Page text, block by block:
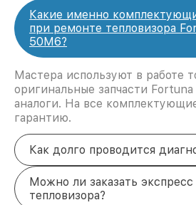
Какие именно
при ремонте тепловизора
50M6?
Мастера используют в работе
оригинальные запчасти
аналоги. На все
гарантию.
Как долго проводится
Можно ли заказать
тепловизора?